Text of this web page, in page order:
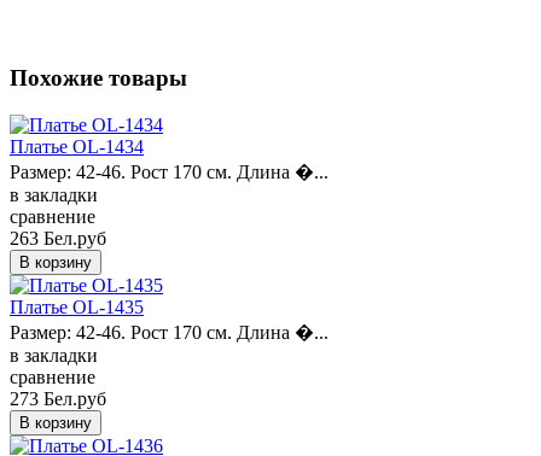
Похожие товары
Платье OL-1434
Размер: 42-46. Рост 170 см. Длина �...
в закладки
сравнение
263 Бел.руб
Платье OL-1435
Размер: 42-46. Рост 170 см. Длина �...
в закладки
сравнение
273 Бел.руб